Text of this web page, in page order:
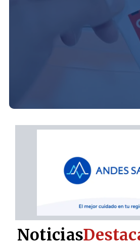
Noticias